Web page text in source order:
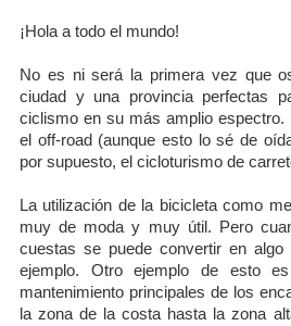
¡Hola a todo el mundo!
No es ni será la primera vez que
ciudad y una provincia perfectas
ciclismo en su más amplio
el off-road (aunque esto lo sé de
por supuesto, el cicloturismo de
La utilización de la bicicleta como
muy de moda y muy útil. Pero
cuestas se puede convertir en
ejemplo. Otro ejemplo de esto
mantenimiento principales de los
la zona de la costa hasta la zona